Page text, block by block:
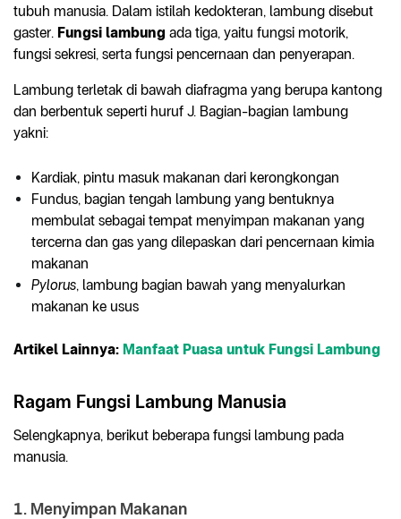
tubuh manusia. Dalam istilah kedokteran, lambung disebut
gaster. Fungsi lambung ada tiga, yaitu fungsi motorik,
fungsi sekresi, serta fungsi pencernaan dan penyerapan.
Lambung terletak di bawah diafragma yang berupa kantong
dan berbentuk seperti huruf J. Bagian-bagian lambung
yakni:
Kardiak, pintu masuk makanan dari kerongkongan
Fundus, bagian tengah lambung yang bentuknya
membulat sebagai tempat menyimpan makanan yang
tercerna dan gas yang dilepaskan dari pencernaan kimia
makanan
Pylorus, lambung bagian bawah yang menyalurkan
makanan ke usus
Artikel Lainnya: Manfaat Puasa untuk Fungsi Lambung
Ragam Fungsi Lambung Manusia
Selengkapnya, berikut beberapa fungsi lambung pada
manusia.
1. Menyimpan Makanan